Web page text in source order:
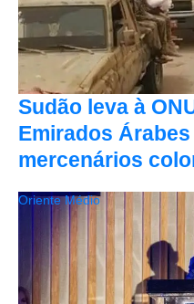
Sudão leva à
Emirados
mercenários
Oriente Médio